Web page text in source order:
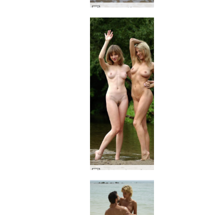
ソーニャ ダーティー ビーチ ガール #3
アナとマヤ ビーチ美人 #2